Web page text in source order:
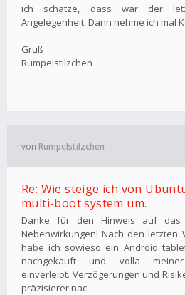
ich schätze, dass war der
Angelegenheit. Dann nehme ich mal
Gruß
Rumpelstilzchen
von Rumpelstilzchen
Re: Wie steige ich von
multi-boot system um.
Danke für den Hinweis auf das
Nebenwirkungen! Nach den letzten
habe ich sowieso ein Android
nachgekauft und volla meiner
einverleibt. Verzögerungen und
präzisierer nac...